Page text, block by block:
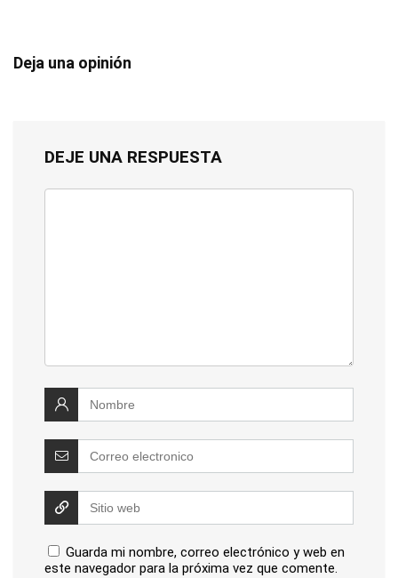
Deja una opinión
DEJE UNA RESPUESTA
Guarda mi nombre, correo electrónico y web en
este navegador para la próxima vez que comente.